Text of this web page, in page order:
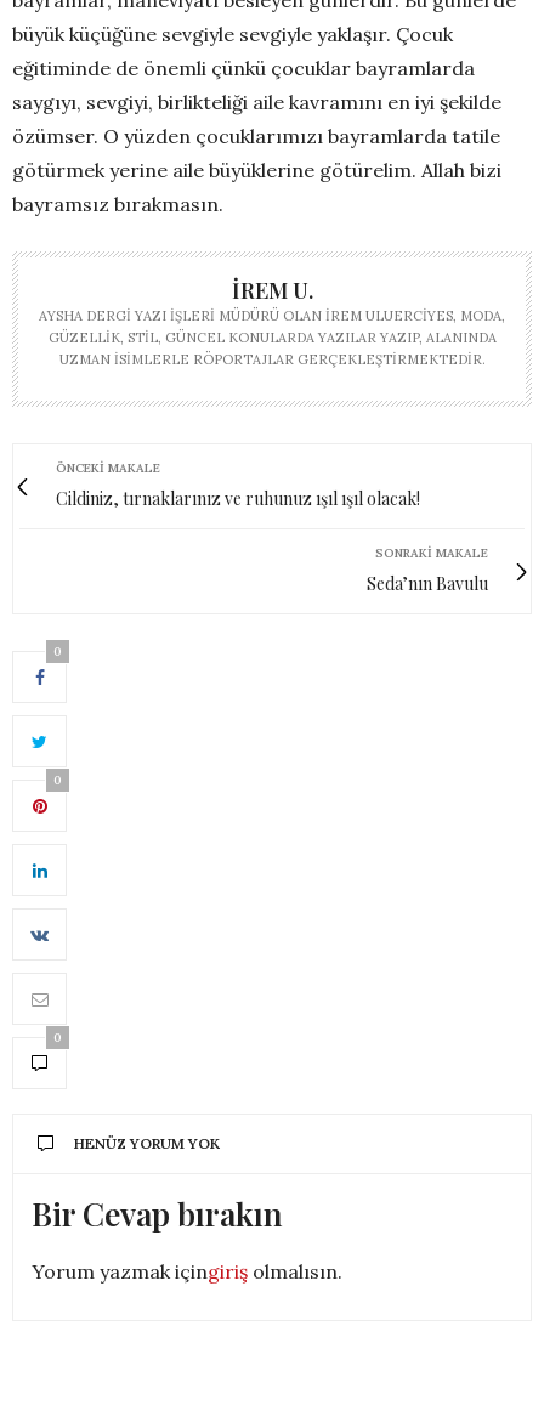
büyük küçüğüne sevgiyle sevgiyle yaklaşır. Çocuk
eğitiminde de önemli çünkü çocuklar bayramlarda
saygıyı, sevgiyi, birlikteliği aile kavramını en iyi şekilde
özümser. O yüzden çocuklarımızı bayramlarda tatile
götürmek yerine aile büyüklerine götürelim. Allah bizi
bayramsız bırakmasın.
İREM U.
AYSHA DERGI YAZI İŞLERI MÜDÜRÜ OLAN İREM ULUERCIYES, MODA,
GÜZELLIK, STIL, GÜNCEL KONULARDA YAZILAR YAZIP, ALANINDA
UZMAN ISIMLERLE RÖPORTAJLAR GERÇEKLEŞTIRMEKTEDIR.
ÖNCEKI MAKALE
Cildiniz, tırnaklarınız ve ruhunuz ışıl ışıl olacak!
SONRAKI MAKALE
Seda’nın Bavulu
0
0
0
HENÜZ YORUM YOK
Bir Cevap bırakın
Yorum yazmak içingiriş olmalısın.